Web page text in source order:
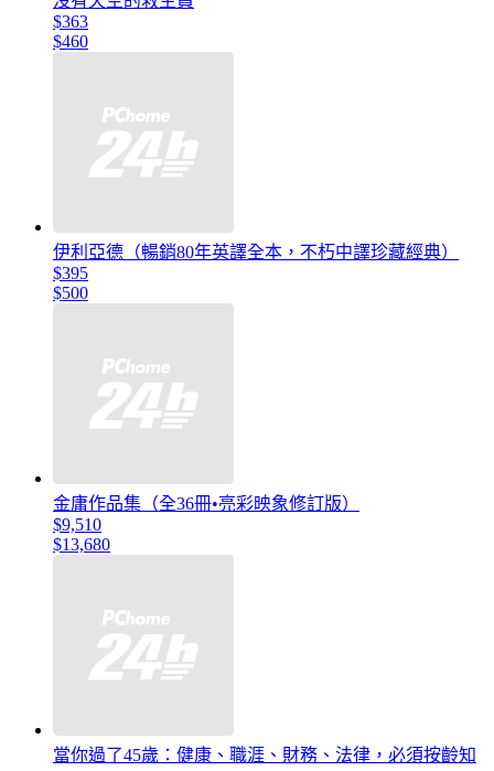
$363
$460
伊利亞德（暢銷80年英譯全本，不朽中譯珍藏經典）
$395
$500
金庸作品集（全36冊•亮彩映象修訂版）
$9,510
$13,680
當你過了45歲：健康、職涯、財務、法律，必須按齡知